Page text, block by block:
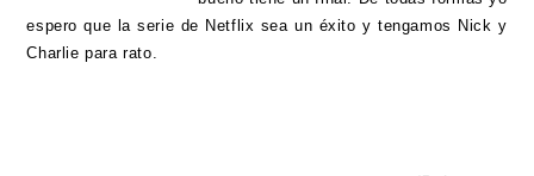
espero que la serie de Netflix sea un éxito y tengamos Nick y
Charlie para rato.